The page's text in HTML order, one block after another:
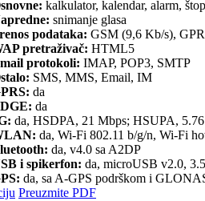
kalkulator, kalendar, alarm,
snimanje glasa
podataka: GSM (9,6 Kb/s),
pretraživač: HTML5
protokoli: IMAP, POP3, SMTP
SMS, MMS, Email, IM
da
da
da, HSDPA, 21 Mbps; HSUPA,
da, Wi-Fi 802.11 b/g/n, Wi-Fi
da, v4.0 sa A2DP
i spikerfon: da, microUSB v2.0,
da, sa A-GPS podrškom i
Preuzmite PDF